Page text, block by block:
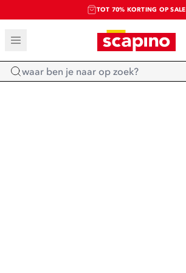
TOT 70% KORTING OP SALE
SALE: LAATSTE KANS!
SHOP NIEUW
Home